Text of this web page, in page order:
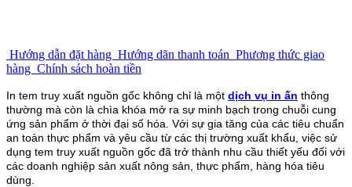
Hướng dẫn đặt hàng Hướng dãn thanh toán Phương thức giao
hàng Chính sách hoàn tiền
In tem truy xuất nguồn gốc không chỉ là một dịch vụ in ấn thông
thường mà còn là chìa khóa mở ra sự minh bạch trong chuỗi cung
ứng sản phẩm ở thời đại số hóa. Với sự gia tăng của các tiêu chuẩn
an toàn thực phẩm và yêu cầu từ các thị trường xuất khẩu, việc sử
dụng tem truy xuất nguồn gốc đã trở thành nhu cầu thiết yếu đối với
các doanh nghiệp sản xuất nông sản, thực phẩm, hàng hóa tiêu
dùng.